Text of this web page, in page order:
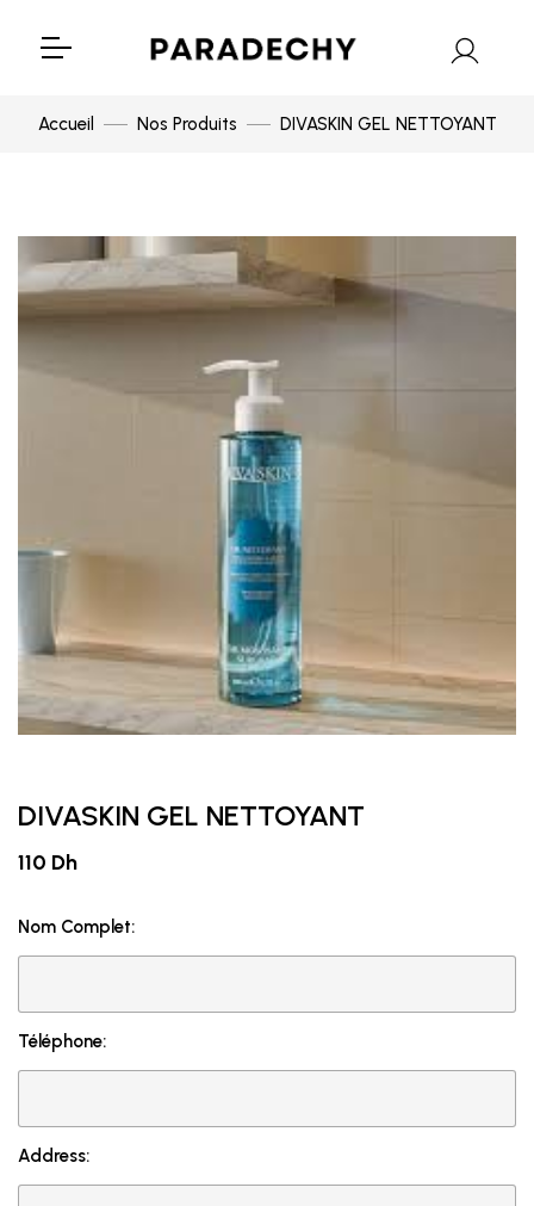
Accueil Nos Produits DIVASKIN GEL NETTOYANT
DIVASKIN GEL NETTOYANT
110 Dh
Nom Complet:
Téléphone:
Address: